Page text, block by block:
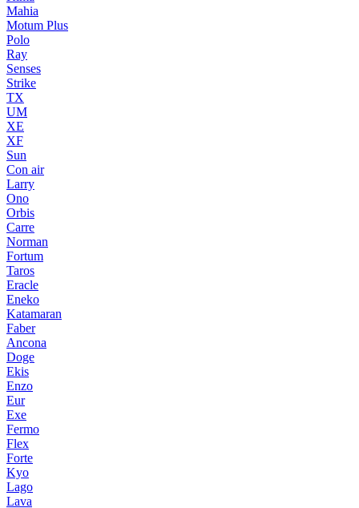
Mahia
Motum Plus
Polo
Ray
Senses
Strike
TX
UM
XE
XF
Sun
Con air
Larry
Ono
Orbis
Carre
Norman
Fortum
Taros
Eracle
Eneko
Katamaran
Faber
Ancona
Doge
Ekis
Enzo
Eur
Exe
Fermo
Flex
Forte
Kyo
Lago
Lava